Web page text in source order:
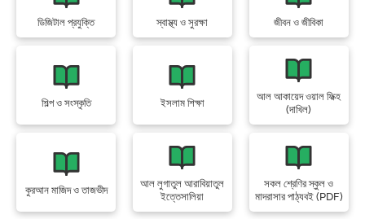
ডিজিটাল প্রযুক্তি স্বাস্থ্য ও সুরক্ষা জীবন ও জীবিকা
শিল্প ও সংস্কৃতি ইসলাম শিক্ষা
আল আকায়েদ ওয়াল ফিক্হ
(দাখিল)
কুরআন মাজিদ ও তাজভীদ
আল লুগাতুল আরাবিয়াতুল
ইত্তেসালিয়া
সকল শ্রেণির স্কুল ও
মাদরাসার পাঠ্যবই (PDF)